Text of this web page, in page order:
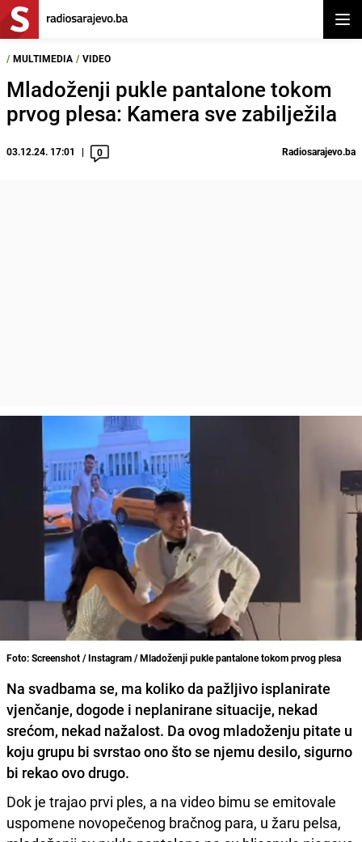
/ MULTIMEDIA / VIDEO
Mladoženji pukle pantalone tokom
prvog plesa: Kamera sve zabilježila
03.12.24. 17:01 0 Radiosarajevo.ba
Foto: Screenshot / Instagram / Mladoženji pukle pantalone tokom prvog plesa
Na svadbama se, ma koliko da pažljivo isplanirate
vjenčanje, dogode i neplanirane situacije, nekad
srećom, nekad nažalost. Da ovog mladoženju pitate u
koju grupu bi svrstao ono što se njemu desilo, sigurno
bi rekao ovo drugo.
Dok je trajao prvi ples, a na video bimu se emitovale
uspomene novopečenog bračnog para, u žaru pelsa,